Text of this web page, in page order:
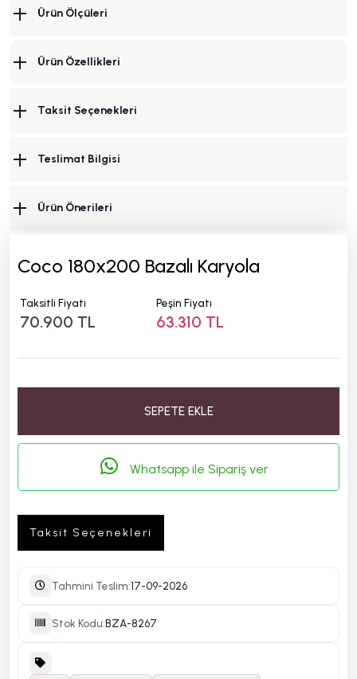
Ürün Ölçüleri
Ürün Özellikleri
Taksit Seçenekleri
Teslimat Bilgisi
Ürün Önerileri
Coco 180x200 Bazalı Karyola
Taksitli Fiyatı
70.900 TL
Peşin Fiyatı
63.310 TL
SEPETE EKLE
Whatsapp ile Sipariş ver
Taksit Seçenekleri
Tahmini Teslim:17-09-2026
Stok Kodu:BZA-8267